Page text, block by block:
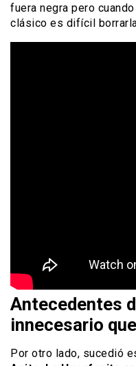
fuera negra pero
clásico es difícil
Antecedentes
innecesario
Por otro lado, sucedió